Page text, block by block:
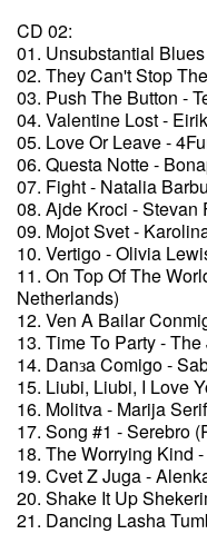
CD 02:
01. Unsubstantial
02. They Can't Stop
03. Push The Button -
04. Valentine Lost -
05. Love Or Leave -
06. Questa Notte -
07. Fight - Natalia
08. Ajde Kroci - Stevan
09. Mojot Svet -
10. Vertigo - Olivia
11. On Top Of The
Netherlands)
12. Ven A Bailar
13. Time To Party -
14. Danзa Comigo -
15. Liubi, Liubi, I Love
16. Molitva - Marija
17. Song #1 - Serebro
18. The Worrying Kind
19. Cvet Z Juga -
20. Shake It Up
21. Dancing Lasha